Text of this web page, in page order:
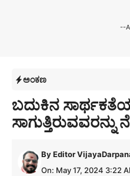
--
ಅಂಕಣ
ಬದುಕಿನ
ByEditor
On: May 17, 2024 3:22